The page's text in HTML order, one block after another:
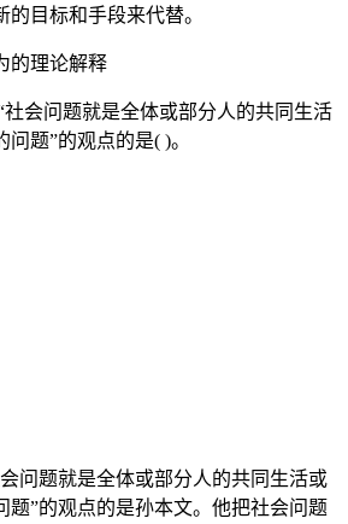
目标和手段来代替。
理论解释
会问题就是全体或部分人的共同生活
题”的观点的是( )。
题就是全体或部分人的共同生活或
题”的观点的是孙本文。他把社会问题